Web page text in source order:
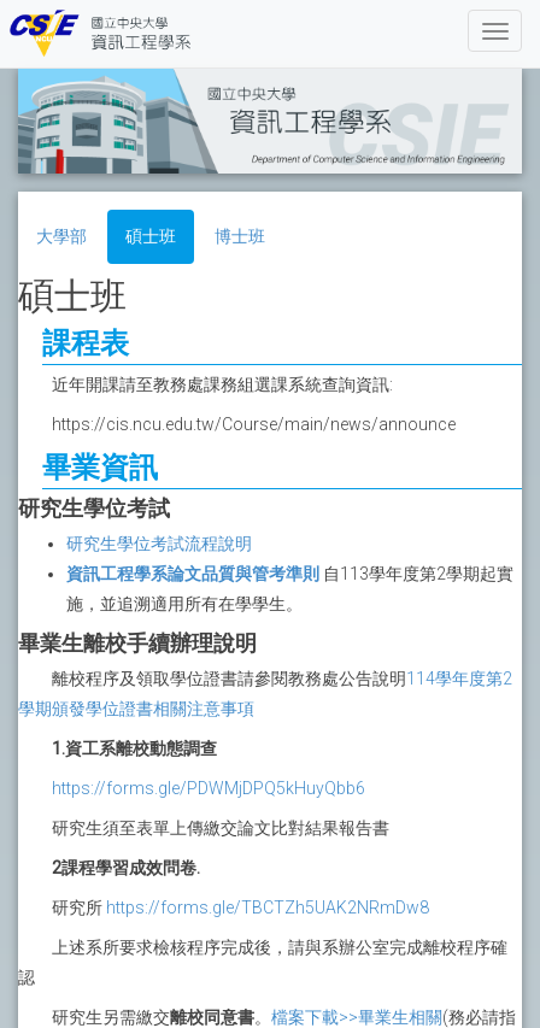
大學部 碩士班 博士班
碩士班
課程表
近年開課請至教務處課務組選課系統查詢資訊:
https://cis.ncu.edu.tw/Course/main/news/announce
畢業資訊
研究生學位考試
研究生學位考試流程說明
資訊工程學系論文品質與管考準則 自113學年度第2學期起實
施，並追溯適用所有在學學生。
畢業生離校手續辦理說明
離校程序及領取學位證書請參閱教務處公告說明114學年度第2
學期頒發學位證書相關注意事項
1.資工系離校動態調查
https://forms.gle/PDWMjDPQ5kHuyQbb6
研究生須至表單上傳繳交論文比對結果報告書
2課程學習成效問卷.
研究所 https://forms.gle/TBCTZh5UAK2NRmDw8
上述系所要求檢核程序完成後，請與系辦公室完成離校程序確
認
研究生另需繳交離校同意書。 檔案下載>>畢業生相關(務必請指